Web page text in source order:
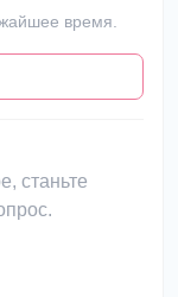
время.
станьте